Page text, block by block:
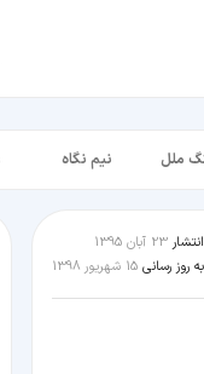
ملل نیم نگاه
انتشار 23 آبان 1395
به روز رسانی 15 شهریور 1398